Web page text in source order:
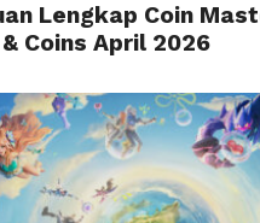
Lengkap Coin
Coins April 2026